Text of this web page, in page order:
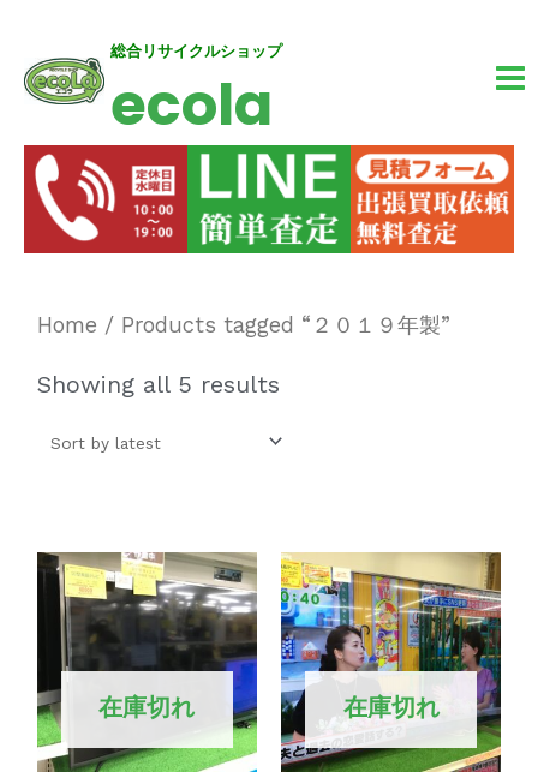
総合リサイクルショップ
ecola
Home / Products tagged “２０１９年製”
Showing all 5 results
在庫切れ 在庫切れ